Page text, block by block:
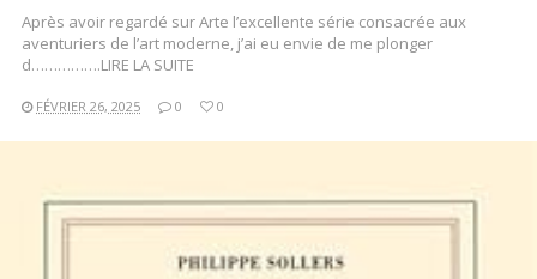
Après avoir regardé sur Arte l’excellente série consacrée aux
aventuriers de l’art moderne, j’ai eu envie de me plonger
d…………….LIRE LA SUITE
FÉVRIER 26, 2025 0 0